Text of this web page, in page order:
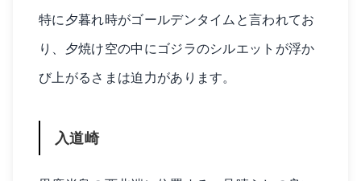
特に夕暮れ時がゴールデンタイムと言われてお
り、夕焼け空の中にゴジラのシルエットが浮か
び上がるさまは迫力があります。
入道崎